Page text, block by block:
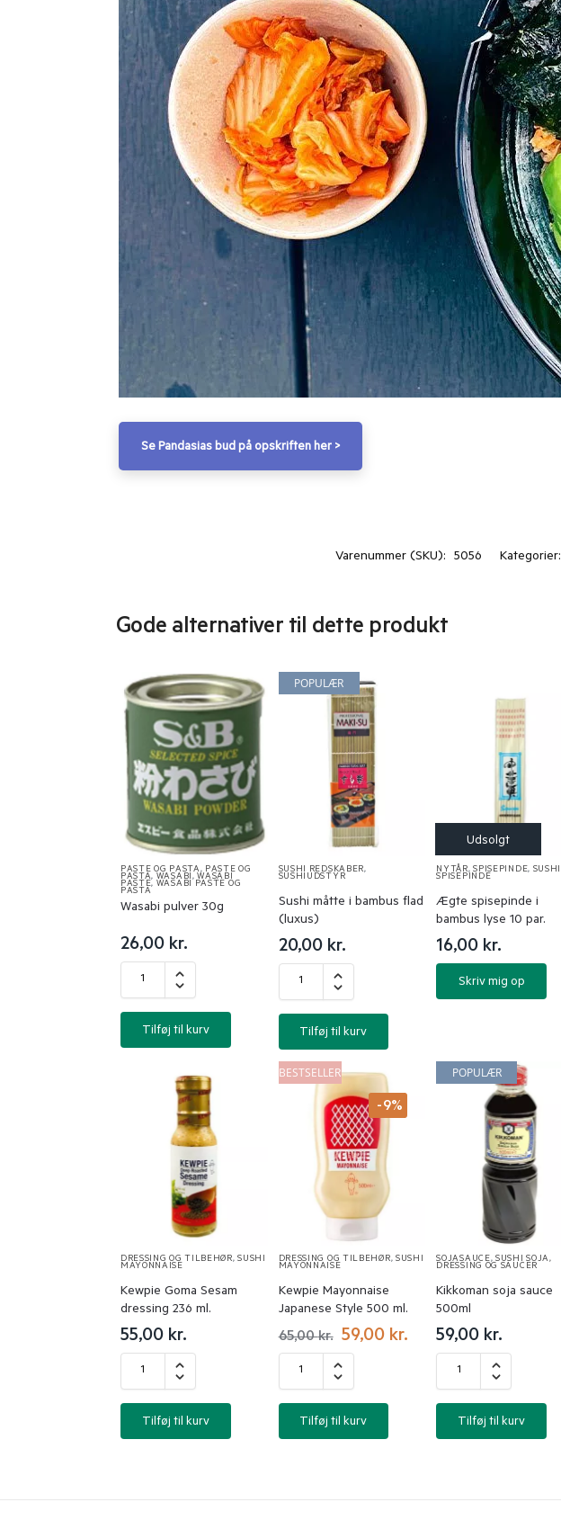
Se Pandasias bud på opskriften her >
Varenummer (SKU): 5056 Kategorier:
Gode alternativer til dette produkt
PASTE OG PASTA, PASTE OG
PASTA, WASABI,WASABI
PASTE, WASABI PASTE OG
PASTA
Wasabi pulver 30g
26,00 kr.
Tilføj til kurv
POPULÆR
SUSHI REDSKABER,
SUSHIUDSTYR
Sushi måtte i bambus flad
(luxus)
20,00 kr.
Tilføj til kurv
NYTÅR,SPISEPINDE, SUSHI
SPISEPINDE
Ægte spisepinde i
bambus lyse 10 par.
16,00 kr.
Skriv mig op
DRESSING OG TILBEHØR,SUSHI
MAYONNAISE
Kewpie Goma Sesam
dressing 236 ml.
55,00 kr.
Tilføj til kurv
-9%
BESTSELLER
DRESSING OG TILBEHØR, SUSHI
MAYONNAISE
Kewpie Mayonnaise
Japanese Style 500 ml.
65,00kr. 59,00 kr.
Tilføj til kurv
POPULÆR
SOJASAUCE,SUSHI SOJA,
DRESSING OG SAUCER
Kikkoman soja sauce
500ml
59,00 kr.
Tilføj til kurv